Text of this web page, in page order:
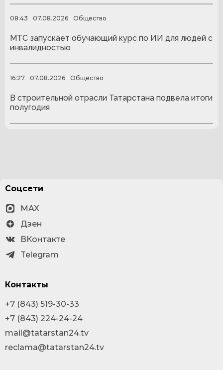
08:43 07.08.2026 Общество
МТС запускает обучающий курс по ИИ для людей с
инвалидностью
16:27 07.08.2026 Общество
В строительной отрасли Татарстана подвела итоги
полугодия
Соцсети
MAX
Дзен
ВКонтакте
Telegram
Контакты
+7 (843) 519-30-33
+7 (843) 224-24-24
mail@tatarstan24.tv
reclama@tatarstan24.tv